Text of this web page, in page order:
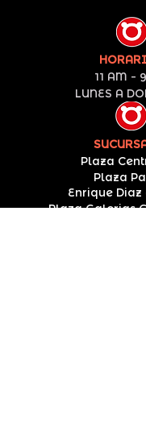
11 AM -
LUNES A
Plaza
Plaza
Enrique Diaz
Plaza Galerias